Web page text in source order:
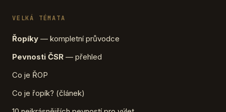
VELKÁ TÉMATA
Řopíky — kompletní průvodce
Pevnosti ČSR — přehled
Co je ŘOP
Co je řopík? (článek)